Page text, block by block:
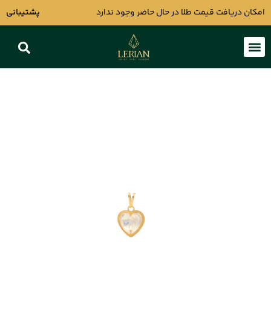
امکان دریافت قیمت طلا در حال حاضر وجود ندارد پشتیبانی